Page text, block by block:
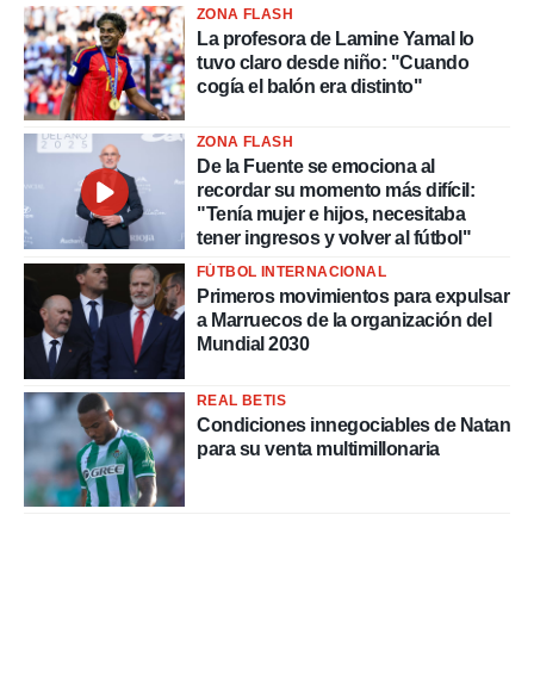
ZONA FLASH
La profesora de Lamine Yamal lo
tuvo claro desde niño: "Cuando
cogía el balón era distinto"
ZONA FLASH
De la Fuente se emociona al
recordar su momento más difícil:
"Tenía mujer e hijos, necesitaba
tener ingresos y volver al fútbol"
FÚTBOL INTERNACIONAL
Primeros movimientos para expulsar
a Marruecos de la organización del
Mundial 2030
REAL BETIS
Condiciones innegociables de Natan
para su venta multimillonaria